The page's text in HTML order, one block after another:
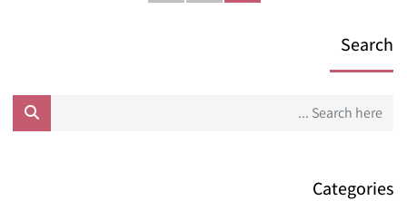
Search
Categories